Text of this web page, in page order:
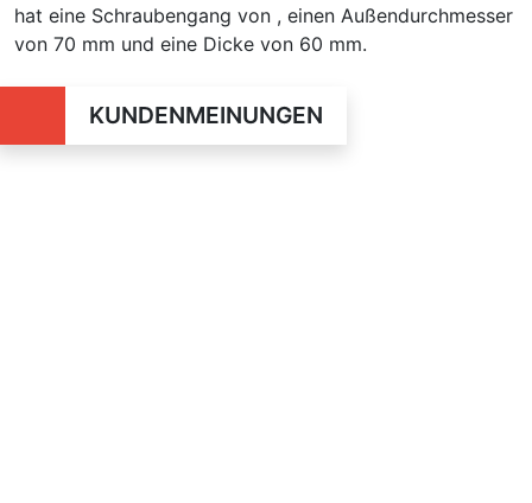
hat eine Schraubengang von , einen Außendurchmesser
von 70 mm und eine Dicke von 60 mm.
KUNDENMEINUNGEN